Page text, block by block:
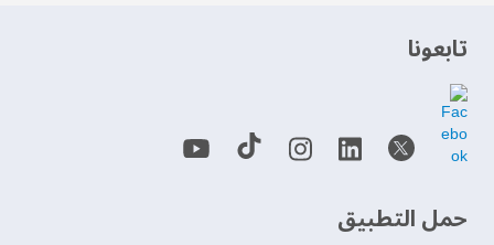
‫تابعونا‬
حمل التطبيق